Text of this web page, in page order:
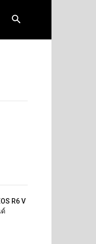
R6 V